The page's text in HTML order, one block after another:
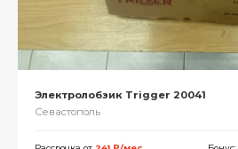
Электролобзик Trigger 20041
Севастополь